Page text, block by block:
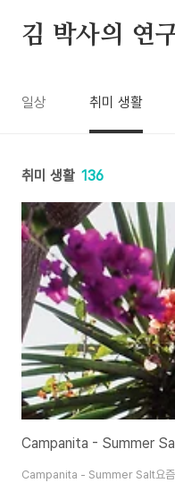
김 박사의 연
일상 취미 생활
취미 생활 136
Campanita - Summer
Campanita - Summer Salt요즘